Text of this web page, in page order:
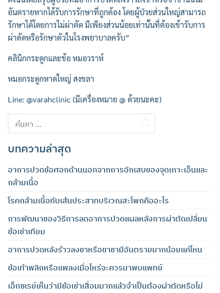
ค้นหา
อันตรายหากได้รับการรักษาที่ถูกต้อง โดยผู้ป่วยส่วนใหญ่สามารถ
รักษาได้โดยการไม่ผ่าตัด มีเพียงส่วนน้อยเท่านั้นที่ต้องเข้ารับการ
ผ่าตัดหรือรักษาตัวในโรงพยาบาลครับ”
คลินิกกระดูกและข้อ หมอวราห์
หมอกระดูกหาดใหญ่ สงขลา
Line: @varahclinic (มีเครื่องหมาย @ ด้วยนะคะ)
ค้นหา
สำหรับ:
บทความล่าสุด
อาการปวดข้อศอกด้านนอกจากการอักเสบของจุดเกาะเอ็นและ
กล้ามเนื้อ
โรคกล้ามเนื้อทับเส้นประสาทบริเวณสะโพกคืออะไร
การพัฒนาของวิธีการลดอาการปวดแผลหลังการผ่าตัดเปลี่ยน
ข้อเข่าเทียม
อาการปวดหลังร้าวลงขาหรือขาชามีอันตรายมากน้อยแค่ไหน
ข้อเท้าพลิกหรือแพลงเมื่อไหร่จะควรมาพบแพทย์
เอ็กซเรย์เห็นว่ามีข้อเข่าเสื่อมมากแล้วจำเป็นต้องผ่าตัดหรือไม่